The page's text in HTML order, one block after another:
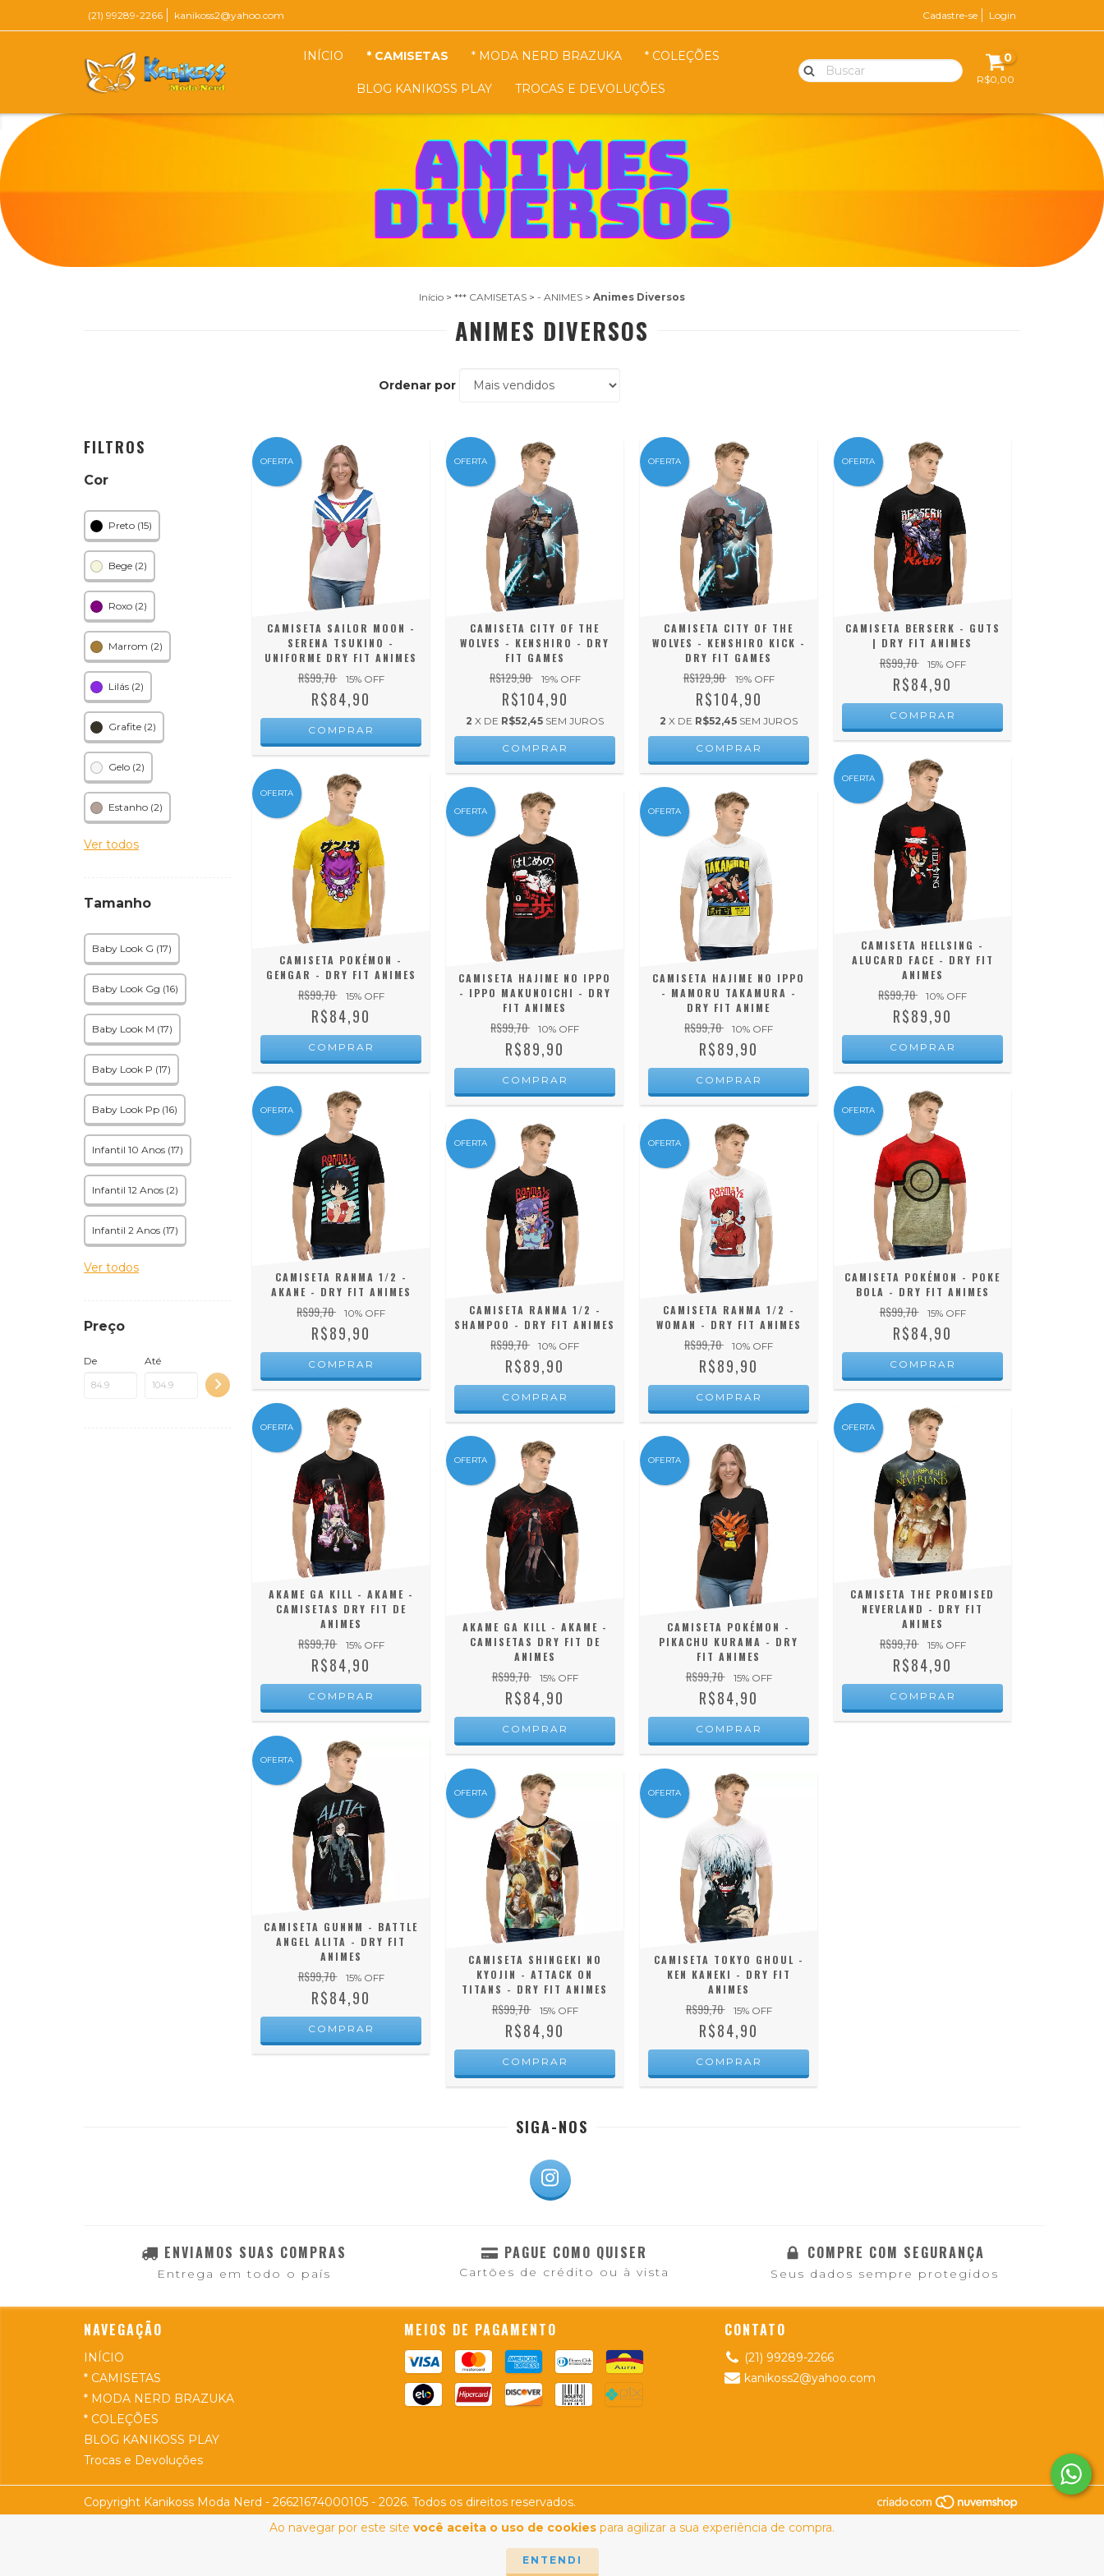
Ao navegar por este site você aceita o uso de cookies para agilizar a sua experiência de compra.
ENTENDI
(21) 99289-2266 kanikoss2@yahoo.com Cadastre-se Login
INÍCIO * CAMISETAS * MODA NERD BRAZUKA * COLEÇÕES
BLOG KANIKOSS PLAY TROCAS E DEVOLUÇÕES
0
R$0,00
Início > *** CAMISETAS > - ANIMES > Animes Diversos
ANIMES DIVERSOS
Ordenar por
FILTROS
Cor
Preto (15)
Bege (2)
Roxo (2)
Marrom (2)
Lilás (2)
Grafite (2)
Gelo (2)
Estanho (2)
Ver todos
Tamanho
Baby Look G (17)
Baby Look Gg (16)
Baby Look M (17)
Baby Look P (17)
Baby Look Pp (16)
Infantil 10 Anos (17)
Infantil 12 Anos (2)
Infantil 2 Anos (17)
Ver todos
Preço
De Até
OFERTA
CAMISETA SAILOR MOON -
SERENA TSUKINO -
UNIFORME DRY FIT ANIMES
R$99,70 15% OFF
R$84,90
COMPRAR
OFERTA
CAMISETA CITY OF THE
WOLVES - KENSHIRO - DRY
FIT GAMES
R$129,90 19% OFF
R$104,90
2 X DE R$52,45 SEM JUROS
COMPRAR
OFERTA
CAMISETA CITY OF THE
WOLVES - KENSHIRO KICK -
DRY FIT GAMES
R$129,90 19% OFF
R$104,90
2 X DE R$52,45 SEM JUROS
COMPRAR
OFERTA
CAMISETA BERSERK - GUTS
| DRY FIT ANIMES
R$99,70 15% OFF
R$84,90
COMPRAR
OFERTA
CAMISETA POKÉMON -
GENGAR - DRY FIT ANIMES
R$99,70 15% OFF
R$84,90
COMPRAR
OFERTA
CAMISETA HAJIME NO IPPO
- IPPO MAKUNOICHI - DRY
FIT ANIMES
R$99,70 10% OFF
R$89,90
COMPRAR
OFERTA
CAMISETA HAJIME NO IPPO
- MAMORU TAKAMURA -
DRY FIT ANIME
R$99,70 10% OFF
R$89,90
COMPRAR
OFERTA
CAMISETA HELLSING -
ALUCARD FACE - DRY FIT
ANIMES
R$99,70 10% OFF
R$89,90
COMPRAR
OFERTA
CAMISETA RANMA 1/2 -
AKANE - DRY FIT ANIMES
R$99,70 10% OFF
R$89,90
COMPRAR
OFERTA
CAMISETA RANMA 1/2 -
SHAMPOO - DRY FIT ANIMES
R$99,70 10% OFF
R$89,90
COMPRAR
OFERTA
CAMISETA RANMA 1/2 -
WOMAN - DRY FIT ANIMES
R$99,70 10% OFF
R$89,90
COMPRAR
OFERTA
CAMISETA POKÉMON - POKE
BOLA - DRY FIT ANIMES
R$99,70 15% OFF
R$84,90
COMPRAR
OFERTA
AKAME GA KILL - AKAME -
CAMISETAS DRY FIT DE
ANIMES
R$99,70 15% OFF
R$84,90
COMPRAR
OFERTA
AKAME GA KILL - AKAME -
CAMISETAS DRY FIT DE
ANIMES
R$99,70 15% OFF
R$84,90
COMPRAR
OFERTA
CAMISETA POKÉMON -
PIKACHU KURAMA - DRY
FIT ANIMES
R$99,70 15% OFF
R$84,90
COMPRAR
OFERTA
CAMISETA THE PROMISED
NEVERLAND - DRY FIT
ANIMES
R$99,70 15% OFF
R$84,90
COMPRAR
OFERTA
CAMISETA GUNNM - BATTLE
ANGEL ALITA - DRY FIT
ANIMES
R$99,70 15% OFF
R$84,90
COMPRAR
OFERTA
CAMISETA SHINGEKI NO
KYOJIN - ATTACK ON
TITANS - DRY FIT ANIMES
R$99,70 15% OFF
R$84,90
COMPRAR
OFERTA
CAMISETA TOKYO GHOUL -
KEN KANEKI - DRY FIT
ANIMES
R$99,70 15% OFF
R$84,90
COMPRAR
SIGA-NOS
ENVIAMOS SUAS COMPRAS
Entrega em todo o país
PAGUE COMO QUISER
Cartões de crédito ou à vista
COMPRE COM SEGURANÇA
Seus dados sempre protegidos
NAVEGAÇÃO
INÍCIO
* CAMISETAS
* MODA NERD BRAZUKA
* COLEÇÕES
BLOG KANIKOSS PLAY
Trocas e Devoluções
MEIOS DE PAGAMENTO CONTATO
(21) 99289-2266
kanikoss2@yahoo.com
Copyright Kanikoss Moda Nerd - 26621674000105 - 2026. Todos os direitos reservados.